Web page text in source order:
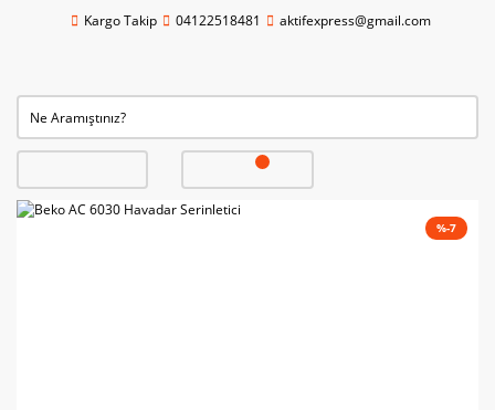
Kargo Takip 04122518481 aktifexpress@gmail.com
%-7